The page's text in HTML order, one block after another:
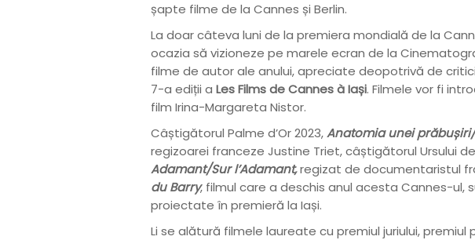
șapte filme de la Cannes și Berlin.
La doar câteva luni de la premiera mondială de la
ocazia să vizioneze pe marele ecran de la
filme de autor ale anului, apreciate deopotrivă de
7-a ediții a Les Films de Cannes à Iași. Filmele vor fi
film Irina-Margareta Nistor.
Câștigătorul Palme d’Or 2023,Anatomia unei prăbușiri/
regizoarei franceze Justine Triet, câștigătorul Ursului de
Adamant/Sur l’Adamant,regizat de documentaristul
du Barry, filmul care a deschis anul acesta Cannes-ul,
proiectate în premieră la Iași.
Li se alătură filmele laureate cu premiul juriului,